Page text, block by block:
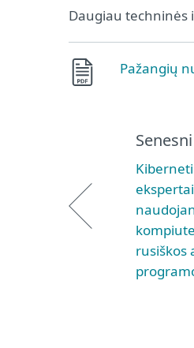
Daugiau techninės
Pažangių
Senesni
rusiškos